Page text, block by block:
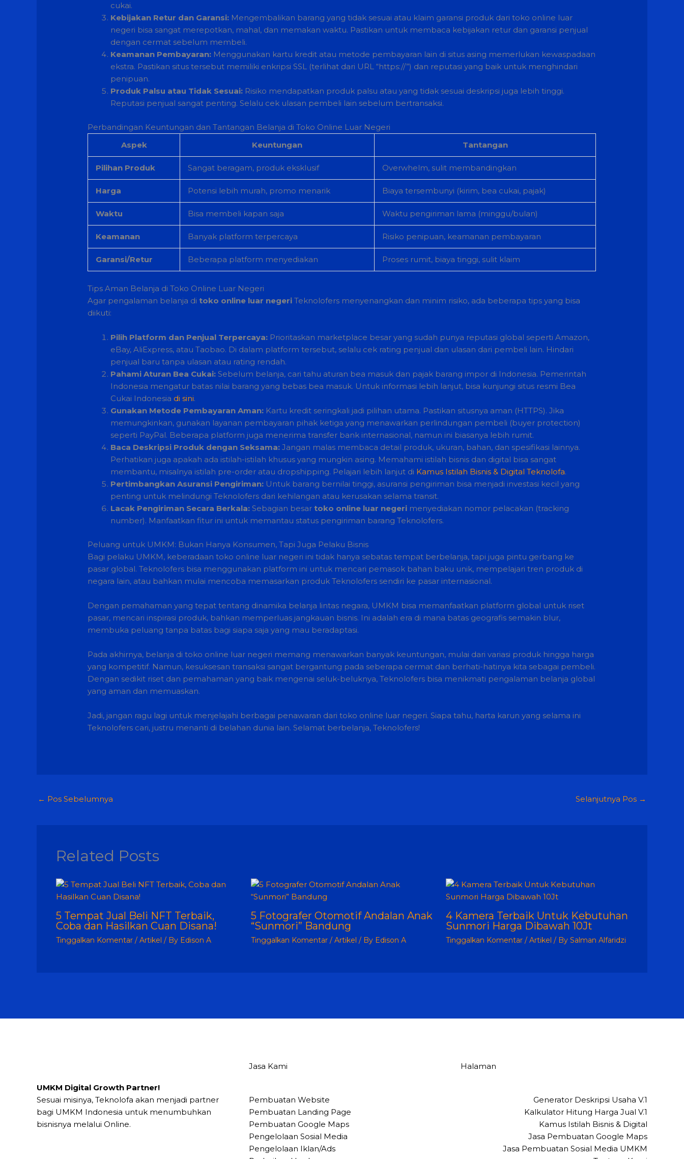
cukai.
Kebijakan Retur dan Garansi: Mengembalikan barang yang tidak sesuai atau klaim garansi produk dari toko online luar
negeri bisa sangat merepotkan, mahal, dan memakan waktu. Pastikan untuk membaca kebijakan retur dan garansi penjual
dengan cermat sebelum membeli.
Keamanan Pembayaran: Menggunakan kartu kredit atau metode pembayaran lain di situs asing memerlukan kewaspadaan
ekstra. Pastikan situs tersebut memiliki enkripsi SSL (terlihat dari URL “https://”) dan reputasi yang baik untuk menghindari
penipuan.
Produk Palsu atau Tidak Sesuai: Risiko mendapatkan produk palsu atau yang tidak sesuai deskripsi juga lebih tinggi.
Reputasi penjual sangat penting. Selalu cek ulasan pembeli lain sebelum bertransaksi.
Perbandingan Keuntungan dan Tantangan Belanja di Toko Online Luar Negeri
Aspek
Keuntungan Tantangan
Pilihan Produk Sangat beragam, produk eksklusif Overwhelm, sulit membandingkan
Harga Potensi lebih murah, promo menarik Biaya tersembunyi (kirim, bea cukai, pajak)
Waktu Bisa membeli kapan saja Waktu pengiriman lama (minggu/bulan)
Keamanan Banyak platform terpercaya Risiko penipuan, keamanan pembayaran
Garansi/Retur Beberapa platform menyediakan Proses rumit, biaya tinggi, sulit klaim
Tips Aman Belanja di Toko Online Luar Negeri
Agar pengalaman belanja ditoko online luar negeri Teknolofers menyenangkan dan minim risiko, ada beberapa tips yang bisa
diikuti:
Pilih Platform dan Penjual Terpercaya: Prioritaskan marketplace besar yang sudah punya reputasi global seperti Amazon,
eBay, AliExpress, atau Taobao. Di dalam platform tersebut, selalu cek rating penjual dan ulasan dari pembeli lain. Hindari
penjual baru tanpa ulasan atau rating rendah.
Pahami Aturan Bea Cukai: Sebelum belanja, cari tahu aturan bea masuk dan pajak barang impor di Indonesia. Pemerintah
Indonesia mengatur batas nilai barang yang bebas bea masuk. Untuk informasi lebih lanjut, bisa kunjungi situs resmi Bea
Cukai Indonesia di sini.
Gunakan Metode Pembayaran Aman: Kartu kredit seringkali jadi pilihan utama. Pastikan situsnya aman (HTTPS). Jika
memungkinkan, gunakan layanan pembayaran pihak ketiga yang menawarkan perlindungan pembeli (buyer protection)
seperti PayPal. Beberapa platform juga menerima transfer bank internasional, namun ini biasanya lebih rumit.
Baca Deskripsi Produk dengan Seksama: Jangan malas membaca detail produk, ukuran, bahan, dan spesifikasi lainnya.
Perhatikan juga apakah ada istilah-istilah khusus yang mungkin asing. Memahami istilah bisnis dan digital bisa sangat
membantu, misalnya istilah pre-order atau dropshipping. Pelajari lebih lanjut di Kamus Istilah Bisnis & Digital Teknolofa.
Pertimbangkan Asuransi Pengiriman: Untuk barang bernilai tinggi, asuransi pengiriman bisa menjadi investasi kecil yang
penting untuk melindungi Teknolofers dari kehilangan atau kerusakan selama transit.
Lacak Pengiriman Secara Berkala: Sebagian besartoko online luar negeri menyediakan nomor pelacakan (tracking
number). Manfaatkan fitur ini untuk memantau status pengiriman barang Teknolofers.
Peluang untuk UMKM: Bukan Hanya Konsumen, Tapi Juga Pelaku Bisnis
Bagi pelaku UMKM, keberadaan toko online luar negeri ini tidak hanya sebatas tempat berbelanja, tapi juga pintu gerbang ke
pasar global. Teknolofers bisa menggunakan platform ini untuk mencari pemasok bahan baku unik, mempelajari tren produk di
negara lain, atau bahkan mulai mencoba memasarkan produk Teknolofers sendiri ke pasar internasional.
Dengan pemahaman yang tepat tentang dinamika belanja lintas negara, UMKM bisa memanfaatkan platform global untuk riset
pasar, mencari inspirasi produk, bahkan memperluas jangkauan bisnis. Ini adalah era di mana batas geografis semakin blur,
membuka peluang tanpa batas bagi siapa saja yang mau beradaptasi.
Pada akhirnya, belanja di toko online luar negeri memang menawarkan banyak keuntungan, mulai dari variasi produk hingga harga
yang kompetitif. Namun, kesuksesan transaksi sangat bergantung pada seberapa cermat dan berhati-hatinya kita sebagai pembeli.
Dengan sedikit riset dan pemahaman yang baik mengenai seluk-beluknya, Teknolofers bisa menikmati pengalaman belanja global
yang aman dan memuaskan.
Jadi, jangan ragu lagi untuk menjelajahi berbagai penawaran dari toko online luar negeri. Siapa tahu, harta karun yang selama ini
Teknolofers cari, justru menanti di belahan dunia lain. Selamat berbelanja, Teknolofers!
← Pos Sebelumnya Selanjutnya Pos →
Related Posts
5 Tempat Jual Beli NFT Terbaik,
Coba dan Hasilkan Cuan Disana!
Tinggalkan Komentar / Artikel / By Edison A
5 Fotografer Otomotif Andalan Anak
“Sunmori” Bandung
Tinggalkan Komentar / Artikel / By Edison A
4 Kamera Terbaik Untuk Kebutuhan
Sunmori Harga Dibawah 10Jt
Tinggalkan Komentar /Artikel / BySalman Alfaridzi
UMKM Digital Growth Partner!
Sesuai misinya, Teknolofa akan menjadi partner
bagi UMKM Indonesia untuk menumbuhkan
bisnisnya melalui Online.
Jasa Kami
Pembuatan Website
Pembuatan Landing Page
Pembuatan Google Maps
Pengelolaan Sosial Media
Pengelolaan Iklan/Ads
Halaman
Generator Deskripsi Usaha V.1
Kalkulator Hitung Harga Jual V.1
Kamus Istilah Bisnis & Digital
Jasa Pembuatan Google Maps
Jasa Pembuatan Sosial Media UMKM